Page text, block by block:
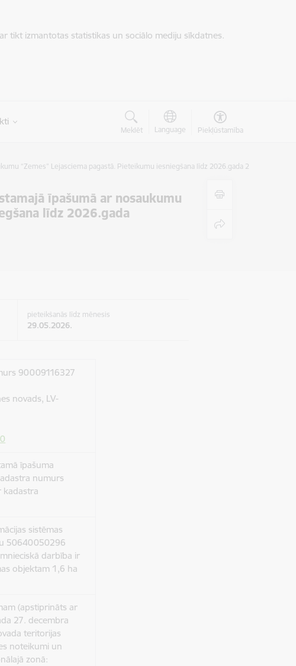
tikt izmantotas statistikas un sociālo mediju sīkdatnes.
Meklēt Language Piekļūstamība
“Zemes” Lejasciema pagastā. Pieteikumu iesniegšana līdz 2026.gada 29.maijam
īpašumā ar nosaukumu
līdz 2026.gada
pieteikšanās līdz mēnesis
29.05.2026.
90009116327
novads, LV-
īpašuma
numurs
kadastra
sistēmas
50640050296
darbība ir
objektam 1,6 ha
(apstiprināts ar
27. decembra
teritorijas
noteikumi un
zonā: